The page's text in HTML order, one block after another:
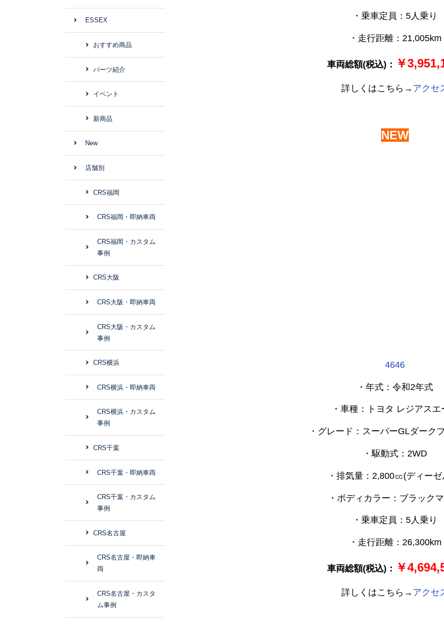
・乗車定員：5人乗り
・走行距離：21,005km
車両総額(税込)： ￥
詳しくはこちら→ アクセ
NEW
4646
・年式：令和2年式
・車種：トヨタ レジアスエ
・グレード：スーパーGLダーク
・駆動式：2WD
・排気量：2,800㏄(ディー
・ボディカラー：ブラック
・乗車定員：5人乗り
・走行距離：26,300km
車両総額(税込)： ￥
詳しくはこちら→ アクセ
ESSEX
おすすめ商品
パーツ紹介
イベント
新商品
New
店舗別
CRS福岡
CRS福岡・即納車両
CRS福岡・カスタム
事例
CRS大阪
CRS大阪・即納車両
CRS大阪・カスタム
事例
CRS横浜
CRS横浜・即納車両
CRS横浜・カスタム
事例
CRS千葉
CRS千葉・即納車両
CRS千葉・カスタム
事例
CRS名古屋
CRS名古屋・即納車
両
CRS名古屋・カスタ
ム事例